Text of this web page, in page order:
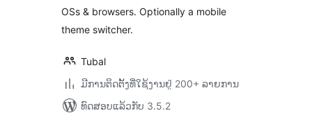
OSs & browsers. Optionally a mobile
theme switcher.
Tubal
ມີການຕິດຕັ້ງທີ່ໃຊ້ງານຢູ່ 200+ ລາຍການ
ທົດສອບແລ້ວກັບ 3.5.2